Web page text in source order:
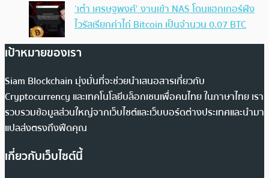
‘เต๋า เศรษฐพงศ์’ งานเข้า NAS โดนแฮกเกอร์ฝัง
ไวรัสเรียกค่าไถ่ Bitcoin เป็นจำนวน 0.07 BTC
เป้าหมายของเรา
Siam Blockchain มุ่งมั่นที่จะช่วยนำเสนอสารเกี่ยวกับ
Cryptocurrency และเทคโนโลยีบล็อกเชนเพื่อคนไทย ในภาษาไทย เรา
รวบรวมข้อมูลส่วนใหญ่จากเว็บไซต์และเว็บบอร์ดต่างประเทศและนำมา
แปลส่งตรงถึงฟีดคุณ
เกี่ยวกับเว็บไซต์นี้